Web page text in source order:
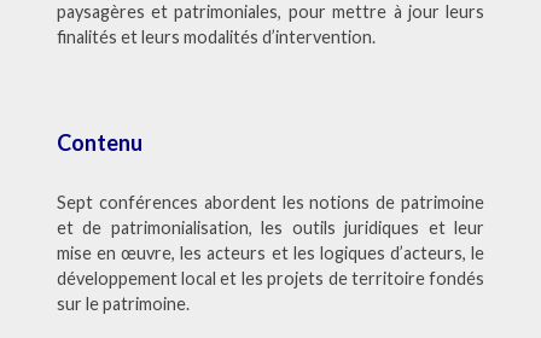
paysagères et patrimoniales, pour mettre à jour leurs
finalités et leurs modalités d’intervention.
Contenu
Sept conférences abordent les notions de patrimoine
et de patrimonialisation, les outils juridiques et leur
mise en œuvre, les acteurs et les logiques d’acteurs, le
développement local et les projets de territoire fondés
sur le patrimoine.